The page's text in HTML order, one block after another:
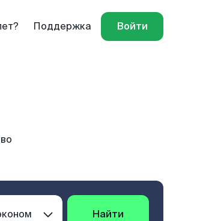
Поддержка Войти
Найти